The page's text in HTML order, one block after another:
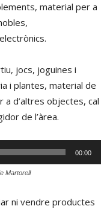
material per a
jocs, joguines i
i plantes, material de
d’altres objectes, cal
de l’àrea.
00:00
Martorell
ni vendre productes